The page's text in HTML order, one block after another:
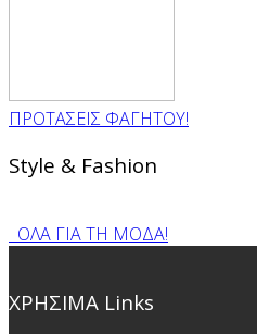
ΠΡΟΤΑΣΕΙΣ ΦΑΓΗΤΟΥ!
Style & Fashion
ΟΛΑ ΓΙΑ ΤΗ ΜΟΔΑ!
ΧΡΗΣΙΜΑ Links